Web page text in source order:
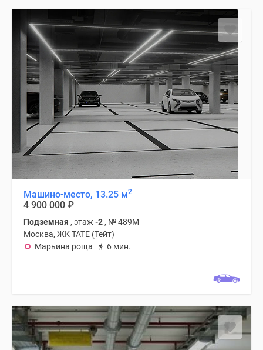
Машино-место, 13.25 м2
4 900 000 ₽
Подземная , этаж -2 , № 489М
Москва, ЖК TATE (Тейт)
Марьина роща
6 мин.